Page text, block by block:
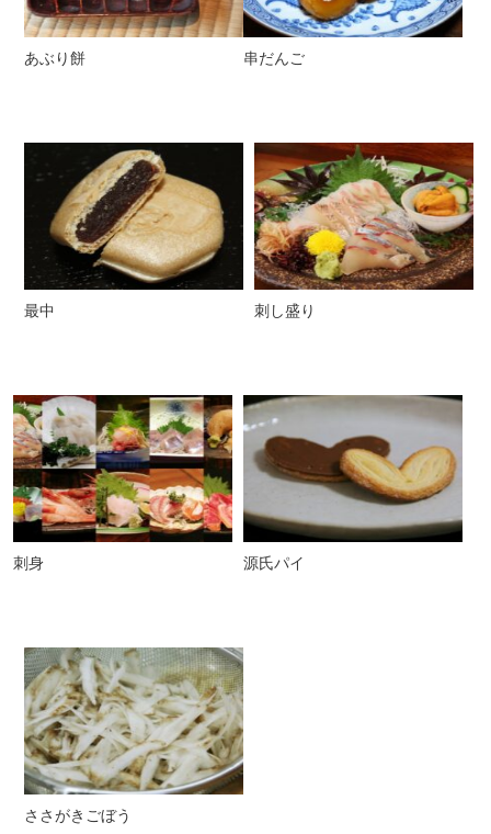
あぶり餅 串だんご
最中 刺し盛り
刺身 源氏パイ
ささがきごぼう